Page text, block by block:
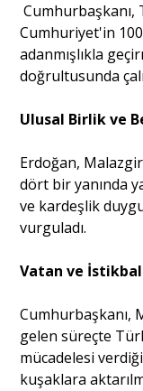
Cumhurbaşkanı,
Cumhuriyet'in 100.
adanmışlıkla
doğrultusunda
Ulusal Birlik ve
Erdoğan,
dört bir yanında
ve kardeşlik
vurguladı.
Vatan ve
Cumhurbaşkanı,
gelen süreçte
mücadelesi
kuşaklara